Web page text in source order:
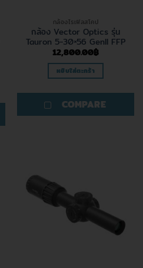
กล้องไรเฟิลสโคป
กล้อง Vector Optics รุ่น
Tauron 5-30×56 GenII FFP
12,800.00฿
หยิบใส่ตะกร้า
COMPARE